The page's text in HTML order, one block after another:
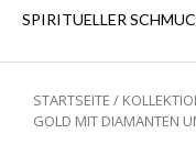
SPIRITUELLER
STARTSEITE /
GOLD MIT DIAMANTEN